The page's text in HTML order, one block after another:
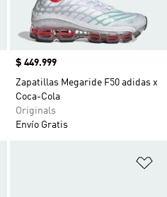
Precio
$ 449.999
Zapatillas Megaride F50 adidas x
Coca-Cola
Originals
Envío Gratis